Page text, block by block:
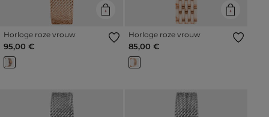
Horloge roze vrouw
95,00 €
Horloge roze vrouw
85,00 €